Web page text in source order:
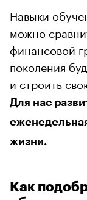
Навыки
можно
финансовой
поколения
и строить
Для нас
жизни.
Как